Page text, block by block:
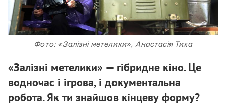
Фото: «Залізні метелики», Анастасія Тиха
«Залізні метелики» — гібридне кіно. Це
водночас і ігрова, і документальна
робота. Як ти знайшов кінцеву форму?